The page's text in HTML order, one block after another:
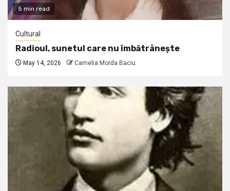
5 min read
Cultural
Radioul, sunetul care nu îmbătrânește
May 14, 2026 Camelia Morda Baciu